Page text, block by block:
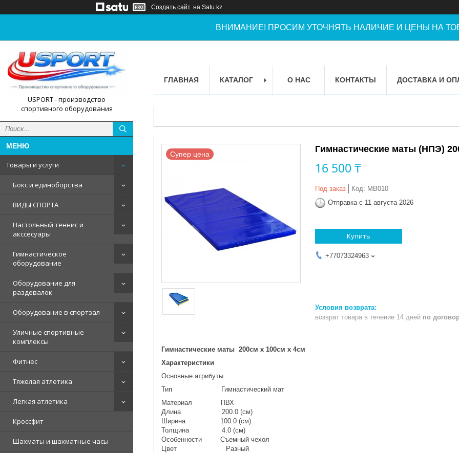
Создать сайт на Satu.kz
ВНИМАНИЕ! ПРОСИМ УТОЧНЯТЬ НАЛИЧИЕ И ЦЕНЫ НА
USPORT - производство
спортивного оборудования
Товары и услуги
Бокс и единоборства
ВИДЫ СПОРТА
Настольный теннис и
акссесуары
Гимнастическое
оборудование
Оборудование для
раздевалок
Оборудование в спортзал
Уличные спортивные
комплексы
Фитнес
Тяжелая атлетика
Легкая атлетика
Кроссфит
Шахматы и шахматные часы
ГЛАВНАЯ КАТАЛОГ О НАС КОНТАКТЫ ДОСТАВКА И
Супер цена Гимнастические маты (НПЭ)
16 500 ₸
Под заказ Код: MB010
Отправка с 11 августа 2026
Купить
+77073324963
возврат товара в течение 14 дней по
Гимнастические маты 200см х 100см х 4см
Характеристики
Основные атрибуты
Тип Гимнастический мат
Материал ПВХ
Длина 200.0 (см)
Ширина 100.0 (см)
Толщина 4.0 (см)
Особенности Съемный чехол
Цвет Разный